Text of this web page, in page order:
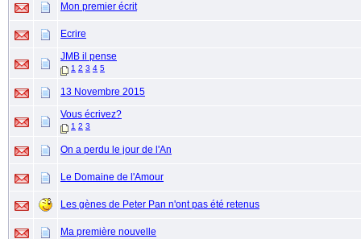
Mon premier écrit
Ecrire
JMB il pense
1 2 3 4 5
13 Novembre 2015
Vous écrivez?
1 2 3
On a perdu le jour de l'An
Le Domaine de l'Amour
Les gènes de Peter Pan n'ont pas été retenus
Ma première nouvelle